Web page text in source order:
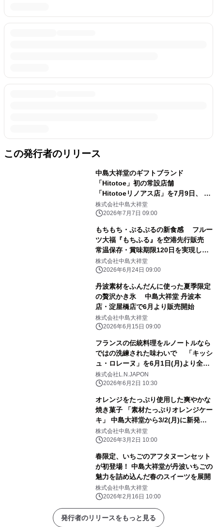
この発行者のリリース
中島大祥堂のギフトブランド
「Hitotoe」初の常設店舗
「Hitotoeリノアス店」を7月9日、 リ
ノアス八尾 地下1階にオープン
株式会社中島大祥堂
2026年7月7日 09:00
もちもち・ぷるぷるの新食感 フルー
ツ大福『もちふる』を空港先行販売
常温保存・賞味期限120日を実現し、
世界を旅します
株式会社中島大祥堂
2026年6月24日 09:00
丹波素材をふんだんに使った夏季限定
の贅沢かき氷 中島大祥堂 丹波本
店・淀屋橋店で6月より販売開始
株式会社中島大祥堂
2026年6月15日 09:00
フランスの伝統料理をルノートルなら
ではの洗練された味わいで 「キッシ
ュ・ロレーヌ」を6月1日(月)より全店
舗で発売
株式会社L.N.JAPON
2026年6月2日 10:30
オレンジをたっぷり使用した爽やかな
焼き菓子 「素材たっぷりオレンジケー
キ」 中島大祥堂から3/2(月)に新発
売！
株式会社中島大祥堂
2026年3月2日 10:00
春限定、いちごのアフタヌーンセット
が初登場！ 中島大祥堂が丹波いちごの
魅力を詰め込んだ春のスイーツを展開
株式会社中島大祥堂
2026年2月16日 10:00
発行者のリリースをもっと見る